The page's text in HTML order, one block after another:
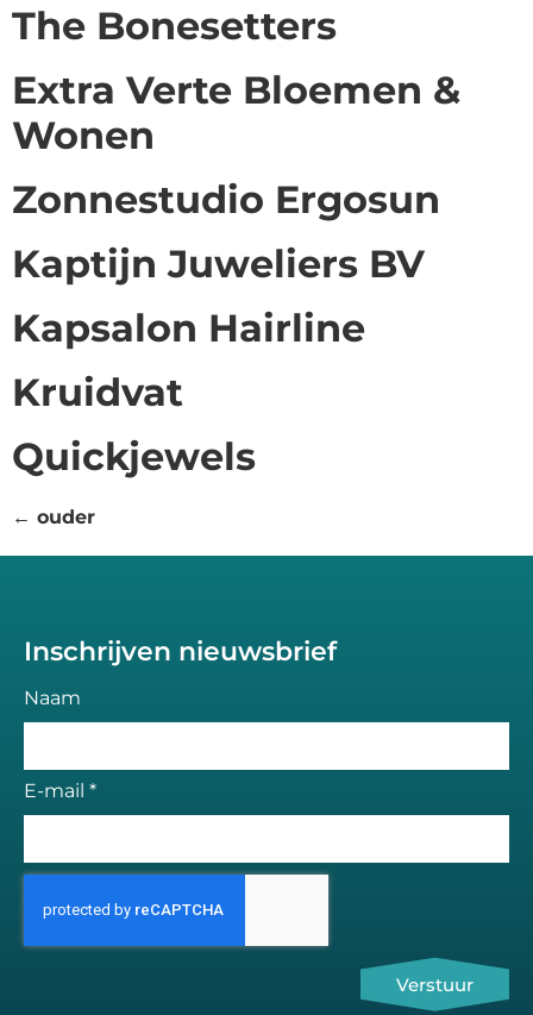
The Bonesetters
Extra Verte Bloemen &
Wonen
Zonnestudio Ergosun
Kaptijn Juweliers BV
Kapsalon Hairline
Kruidvat
Quickjewels
← ouder
Inschrijven nieuwsbrief
Naam
E-mail *
Verstuur